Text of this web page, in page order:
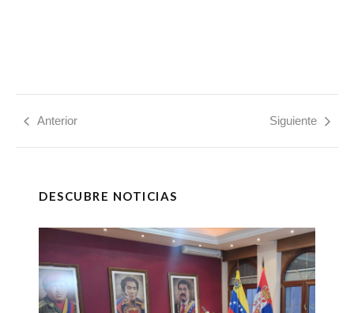
Anterior Siguiente
DESCUBRE NOTICIAS